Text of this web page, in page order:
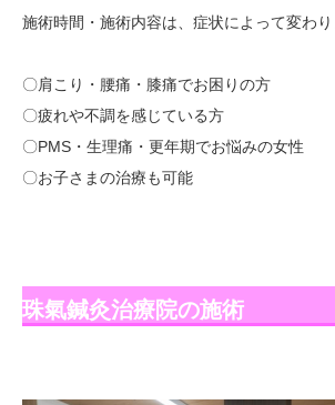
施術時間・施術内容は、症状によって変わり
〇肩こり・腰痛・膝痛でお困りの方
〇疲れや不調を感じている方
〇PMS・生理痛・更年期でお悩みの女性
〇お子さまの治療も可能
珠氣鍼灸治療院の施術